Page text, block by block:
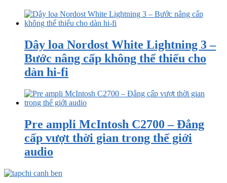
Dây loa Nordost White Lightning 3 –
Bước nâng cấp không thể thiếu cho
dàn hi-fi
Pre ampli McIntosh C2700 – Đẳng
cấp vượt thời gian trong thế giới
audio